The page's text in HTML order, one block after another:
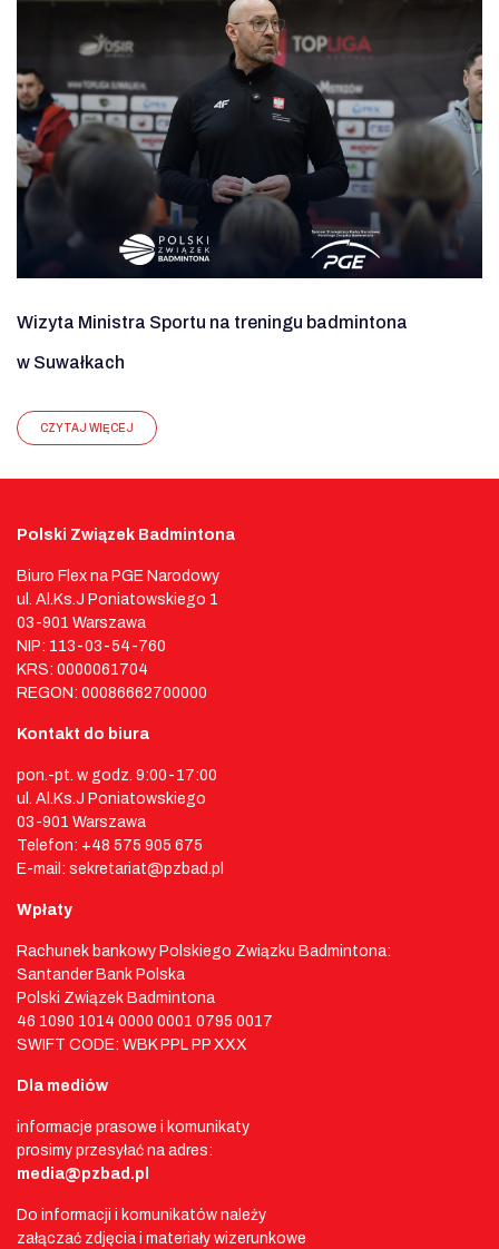
Wizyta Ministra Sportu na treningu badmintona
w Suwałkach
CZYTAJ WIĘCEJ
Polski Związek Badmintona
Biuro Flex na PGE Narodowy
ul. Al.Ks.J Poniatowskiego 1
03-901 Warszawa
NIP: 113-03-54-760
KRS: 0000061704
REGON: 00086662700000
Kontakt do biura
pon.-pt. w godz. 9:00-17:00
ul. Al.Ks.J Poniatowskiego
03-901 Warszawa
Telefon: +48 575 905 675
E-mail: sekretariat@pzbad.pl
Wpłaty
Rachunek bankowy Polskiego Związku Badmintona:
Santander Bank Polska
Polski Związek Badmintona
46 1090 1014 0000 0001 0795 0017
SWIFT CODE: WBK PPL PP XXX
Dla mediów
informacje prasowe i komunikaty
prosimy przesyłać na adres:
media@pzbad.pl
Do informacji i komunikatów należy
załączać zdjęcia i materiały wizerunkowe